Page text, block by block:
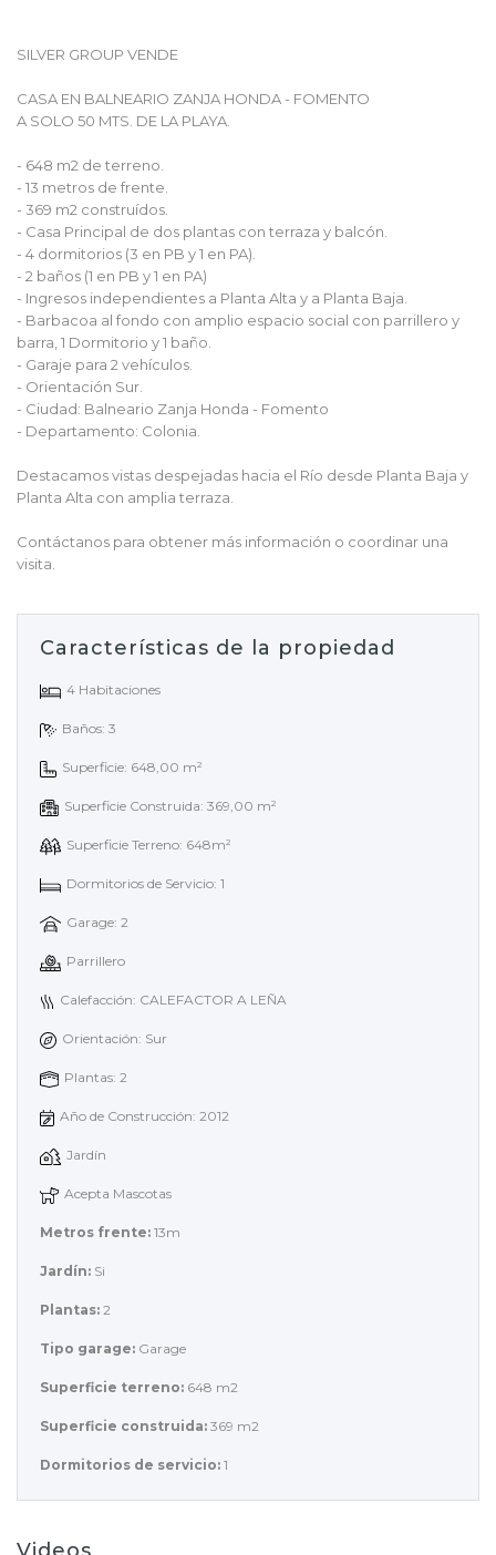
SILVER GROUP VENDE
CASA EN BALNEARIO ZANJA HONDA - FOMENTO
A SOLO 50 MTS. DE LA PLAYA.
- 648 m2 de terreno.
- 13 metros de frente.
- 369 m2 construídos.
- Casa Principal de dos plantas con terraza y balcón.
- 4 dormitorios (3 en PB y 1 en PA).
- 2 baños (1 en PB y 1 en PA)
- Ingresos independientes a Planta Alta y a Planta Baja.
- Barbacoa al fondo con amplio espacio social con parrillero y
barra, 1 Dormitorio y 1 baño.
- Garaje para 2 vehículos.
- Orientación Sur.
- Ciudad: Balneario Zanja Honda - Fomento
- Departamento: Colonia.
Destacamos vistas despejadas hacia el Río desde Planta Baja y
Planta Alta con amplia terraza.
Contáctanos para obtener más información o coordinar una
visita.
Características de la propiedad
4 Habitaciones
Baños: 3
Superficie: 648,00 m²
Superficie Construida: 369,00 m²
Superficie Terreno: 648m²
Dormitorios de Servicio: 1
Garage: 2
Parrillero
Calefacción: CALEFACTOR A LEÑA
Orientación: Sur
Plantas: 2
Año de Construcción: 2012
Jardín
Acepta Mascotas
Metros frente: 13m
Jardín: Si
Plantas: 2
Tipo garage: Garage
Superficie terreno: 648 m2
Superficie construida: 369 m2
Dormitorios de servicio: 1